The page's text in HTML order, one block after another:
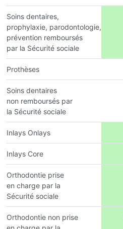
Soins dentaires,
prophylaxie, parodontologie,
prévention remboursés
par la Sécurité sociale
Prothèses
Soins dentaires
non remboursés par
la Sécurité sociale
Inlays Onlays
Inlays Core
Orthodontie prise
en charge par la
Sécurité sociale
Orthodontie non prise